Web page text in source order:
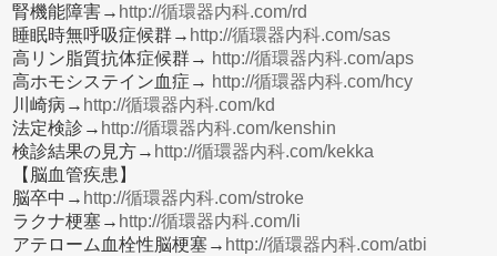
腎機能障害→ http://循環器内科.com/rd
睡眠時無呼吸症候群→ http://循環器内科.com/sas
高リン脂質抗体症候群→ http://循環器内科.com/aps
高ホモシステイン血症→ http://循環器内科.com/hcy
川崎病→ http://循環器内科.com/kd
法定検診→ http://循環器内科.com/kenshin
検診結果の見方→ http://循環器内科.com/kekka
【脳血管疾患】
脳卒中→ http://循環器内科.com/stroke
ラクナ梗塞→ http://循環器内科.com/li
アテローム血栓性脳梗塞→ http://循環器内科.com/atbi